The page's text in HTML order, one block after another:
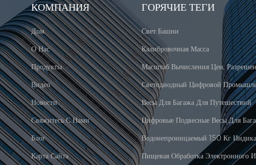
КОМПАНИЯ
Дом
О Нас
Продукты
Видео
Новости
Свяжитесь С Нами
Блог
Карта Сайта
ГОРЯЧИЕ ТЕГИ
Свет Башни
Калибровочная Масса
Весы Для Багажа Для Путешествий
Цифровые Подвесные Весы Для